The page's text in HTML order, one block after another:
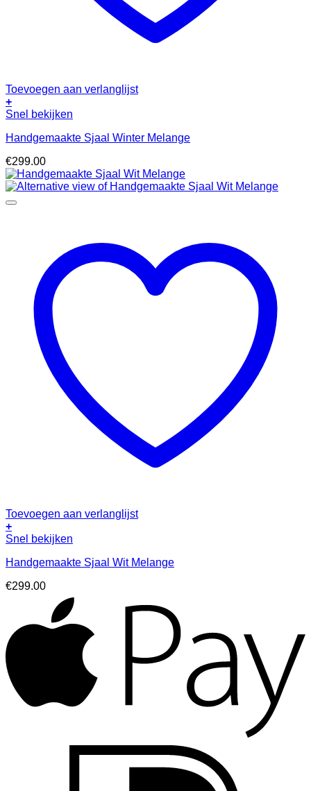
Toevoegen aan verlanglijst
+
Snel bekijken
Handgemaakte Sjaal Winter Melange
€299.00
Toevoegen aan verlanglijst
+
Snel bekijken
Handgemaakte Sjaal Wit Melange
€299.00